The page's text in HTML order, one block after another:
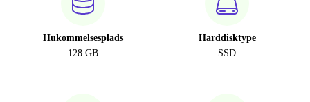
Hukommelsesplads
128 GB
Harddisktype
SSD